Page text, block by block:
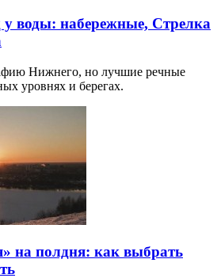
воды: набережные, Стрелка
Нижнего, но лучшие речные
уровнях и берегах.
на полдня: как выбрать